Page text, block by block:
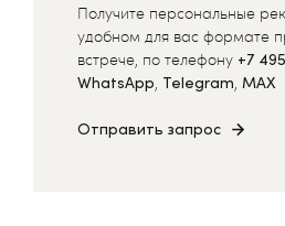
Получите персональные
удобном для вас формате
встрече, по телефону +7
WhatsApp, Telegram, MAX
Отправить запрос